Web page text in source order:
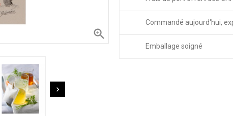


Commandé aujourd'hui,
Emballage soigné